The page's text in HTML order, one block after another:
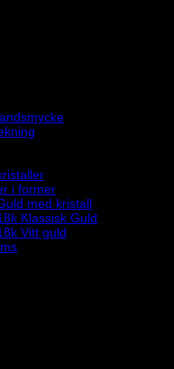
i former
med kristall
Klassisk Guld
Vitt guld